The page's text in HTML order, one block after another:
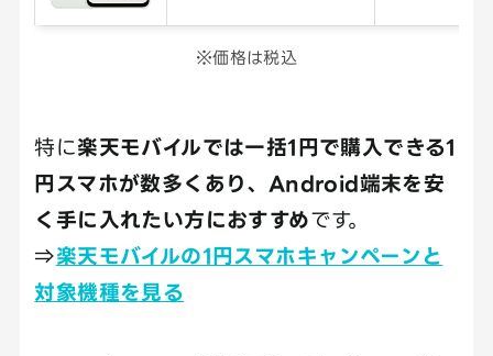
※価格は税込
特に楽天モバイルでは一括1円で購入できる1
円スマホが数多くあり、Android端末を安
く手に入れたい方におすすめです。
⇒楽天モバイルの1円スマホキャンペーンと
対象機種を見る